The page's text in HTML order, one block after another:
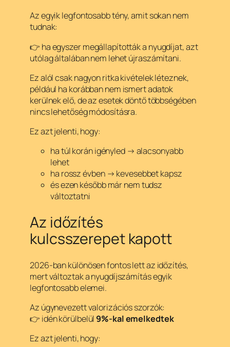
Az egyik legfontosabb tény, amit sokan nem
tudnak:
👉 ha egyszer megállapították a nyugdíjat, azt
utólag általában nem lehet újraszámítani.
Ez alól csak nagyon ritka kivételek léteznek,
például ha korábban nem ismert adatok
kerülnek elő, de az esetek döntő többségében
nincs lehetőség módosításra.
Ez azt jelenti, hogy:
ha túl korán igényled → alacsonyabb
lehet
ha rossz évben → kevesebbet kapsz
és ezen később már nem tudsz
változtatni
Az időzítés
kulcsszerepet kapott
2026-ban különösen fontos lett az időzítés,
mert változtak a nyugdíjszámítás egyik
legfontosabb elemei.
Az úgynevezett valorizációs szorzók:
👉 idén körülbelül 9%-kal emelkedtek
Ez azt jelenti, hogy: